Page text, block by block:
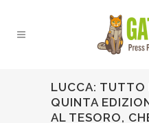
LUCCA: TUTTO
QUINTA
AL TESORO,